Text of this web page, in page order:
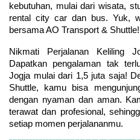
kebutuhan, mulai dari wisata,
rental city car dan bus. Yuk,
bersama AO Transport & Shuttle!
Nikmati Perjalanan Keliling
Dapatkan pengalaman tak
Jogja mulai dari 1,5 juta saja!
Shuttle, kamu bisa
dengan nyaman dan aman.
terawat dan profesional,
setiap momen perjalananmu.